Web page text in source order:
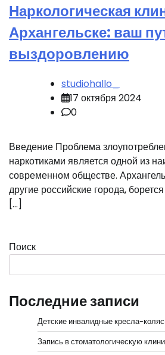
Наркологическая
Архангельске: ваш
выздоровлению
studiohallo_
17 октября 2024
0
Введение Проблема
наркотиками является одной из
современном обществе.
другие российские города,
[…]
Поиск
Последние записи
Детские инвалидные кресла-
Запись в стоматологическую